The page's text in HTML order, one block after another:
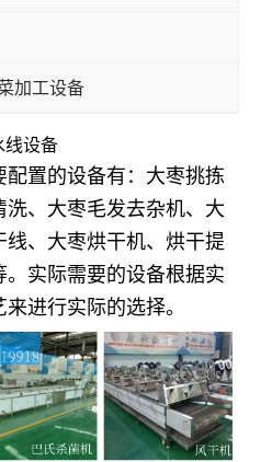
加工设备
线设备
配置的设备有：大枣挑拣
、大枣毛发去杂机、大
、大枣烘干机、烘干提
实际需要的设备根据实
进行实际的选择。